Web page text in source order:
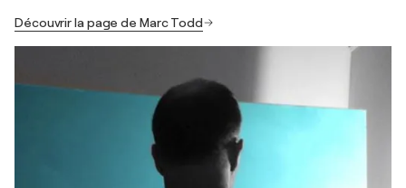
Découvrir la page de Marc Todd